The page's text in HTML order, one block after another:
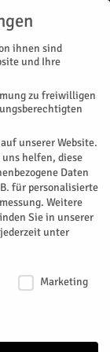
neue Format
in den
Vier Termine
Kirchberg.
ihnen sind
und Ihre
zu freiwilligen
unserer Website.
helfen, diese
Daten
für personalisierte
Weitere
Sie in unserer
unter
Marketing